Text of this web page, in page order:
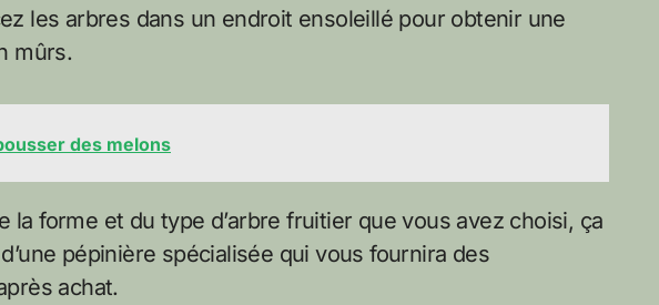
les arbres dans un endroit ensoleillé pour obtenir une
mûrs.
des melons
la forme et du type d’arbre fruitier que vous avez choisi, ça
pépinière spécialisée qui vous fournira des
achat.